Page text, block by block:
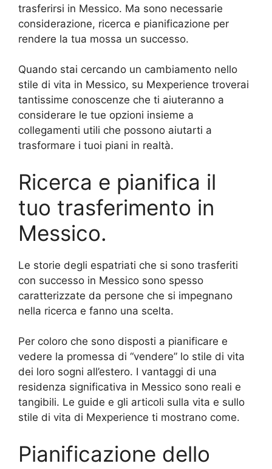
trasferirsi in Messico. Ma sono necessarie
considerazione, ricerca e pianificazione per
rendere la tua mossa un successo.
Quando stai cercando un cambiamento nello
stile di vita in Messico, su Mexperience troverai
tantissime conoscenze che ti aiuteranno a
considerare le tue opzioni insieme a
collegamenti utili che possono aiutarti a
trasformare i tuoi piani in realtà.
Ricerca e pianifica il
tuo trasferimento in
Messico.
Le storie degli espatriati che si sono trasferiti
con successo in Messico sono spesso
caratterizzate da persone che si impegnano
nella ricerca e fanno una scelta.
Per coloro che sono disposti a pianificare e
vedere la promessa di “vendere” lo stile di vita
dei loro sogni all’estero. I vantaggi di una
residenza significativa in Messico sono reali e
tangibili. Le guide e gli articoli sulla vita e sullo
stile di vita di Mexperience ti mostrano come.
Pianificazione dello